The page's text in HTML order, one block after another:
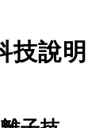
技說明